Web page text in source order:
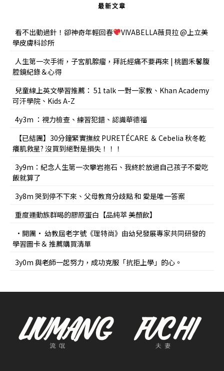
最新文章
看不出動過針！卻神奇年輕回春
VIVABELLA薇貝拉 @上立美
學皮膚科診所
人生第一次手術，子宮肌腺瘤，拜託經痛不要再來 | 桃園禾馨腹
腔鏡紀錄＆心得
兒童線上英文學習推薦： 51 talk 一對一家教、Khan Academy
可汗學院、Kids A-Z
4y3m ：視力檢查、練習犯錯、認識華德福
【已結團】30分鐘緊實撫紋 PURETÉCARE ＆ Cebelia 秋冬乾
癢肌救星? 沒買到絕對是損失！！！
3y9m：紀念人生第一次攀岩抱石、我終於放過自己孩子不愛吃
飯就算了
3y8m 哭到停不下來、父母教育分歧點 和 愛是唯一答案
重度運動族群喝的膠原蛋白【品純萃 美顏飲】
•開團• 幼教屆老字號《理特尚》由幼兒發展專家共同研發的
學習圖卡＆ 推薦購買清單
3y0m 與老師一起努力，成功克服「抗拒上學」的心。